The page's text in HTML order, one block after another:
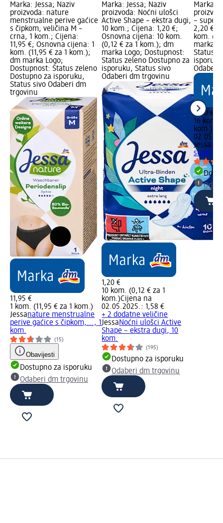
Marka: Jessa; Naziv
proizvoda: nature
menstrualne perive gaćice
s čipkom, veličina M –
crna, 1 kom.; Cijena:
11,95 €; Osnovna cijena: 1
kom. (11,95 € za 1 kom.);
dm marka Logo;
Dostupnost: Status zeleno
Dostupno za isporuku,
Status sivo Odaberi dm
trgovinu
11,95 €
1 kom. (11,95 € za 1 kom.)
Jessanature menstrualne
perive gaćice s čipkom,..., 1
kom.
(15)
Obavijesti
Dostupno za isporuku
Odaberi dm trgovinu
Marka: Jessa; Naziv
proizvoda: Noćni ulošci
Active Shape – ekstra dugi,
10 kom.; Cijena: 1,20 €;
Osnovna cijena: 10 kom.
(0,12 € za 1 kom.); dm
marka Logo; Dostupnost:
Status zeleno Dostupno za
isporuku, Status sivo
Odaberi dm trgovinu
1,20 €
10 kom. (0,12 € za 1
kom.)Cijena na
02.05.2025.: 1,58 €
+ 2 dodatne veličine
JessaNoćni ulošci Active
Shape – ekstra dugi, 10
kom.
(195)
Dostupno za isporuku
Odaberi dm trgovinu
Marka:
– super,
2,20 €;
kom.
marka
Status
Odaberi
2,20 €
16 kom.
kom.)
Jessa
super,